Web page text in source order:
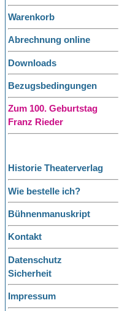
Warenkorb
Abrechnung online
Downloads
Bezugsbedingungen
Zum 100. Geburtstag
Franz Rieder
Historie Theaterverlag
Wie bestelle ich?
Bühnenmanuskript
Kontakt
Datenschutz
Sicherheit
Impressum